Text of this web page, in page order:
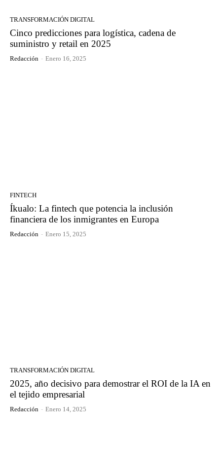
TRANSFORMACIÓN DIGITAL
Cinco predicciones para logística, cadena de
suministro y retail en 2025
Redacción - Enero 16, 2025
FINTECH
Íkualo: La fintech que potencia la inclusión
financiera de los inmigrantes en Europa
Redacción - Enero 15, 2025
TRANSFORMACIÓN DIGITAL
2025, año decisivo para demostrar el ROI de la IA en
el tejido empresarial
Redacción - Enero 14, 2025